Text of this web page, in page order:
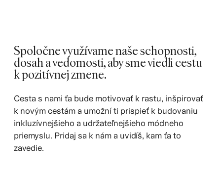
Spoločne využívame naše schopnosti,
dosah a vedomosti, aby sme viedli cestu
k pozitívnej zmene.
Cesta s nami ťa bude motivovať k rastu, inšpirovať
k novým cestám a umožní ti prispieť k budovaniu
inkluzívnejšieho a udržateľnejšieho módneho
priemyslu. Pridaj sa k nám a uvidíš, kam ťa to
zavedie.